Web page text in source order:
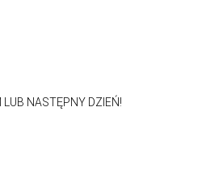
NASTĘPNY DZIEŃ!